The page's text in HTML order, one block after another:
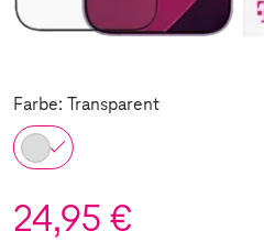
Farbe: Transparent
24,95 €